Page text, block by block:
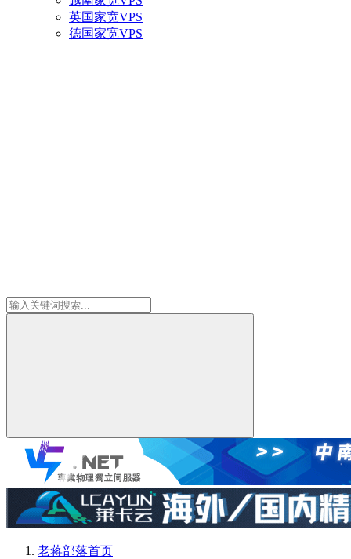
英国家宽VPS
德国家宽VPS
老蒋部落首页